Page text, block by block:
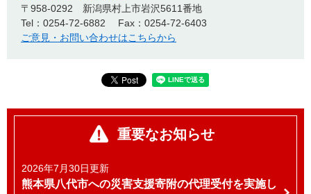
〒958-0292
新潟県村上市岩沢5611番地
Tel：0254-72-6882
Fax：0254-72-6403
ご意見・お問い合わせはこちらから
重要なお知らせ
2026年7月30日更新
熊本県八代市への災害支援寄附の代理受付を実施し